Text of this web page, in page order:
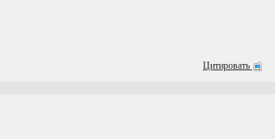
Цитировать